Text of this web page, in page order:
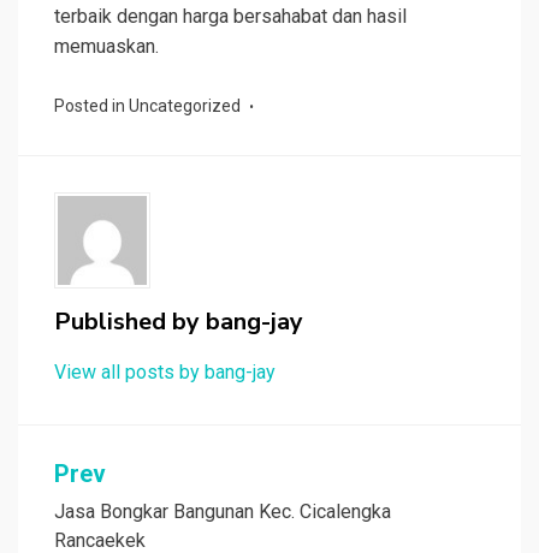
terbaik dengan harga bersahabat dan hasil
memuaskan.
Posted in Uncategorized
Published by bang-jay
View all posts by bang-jay
Post
navigation
Prev
Jasa Bongkar Bangunan Kec. Cicalengka
Rancaekek